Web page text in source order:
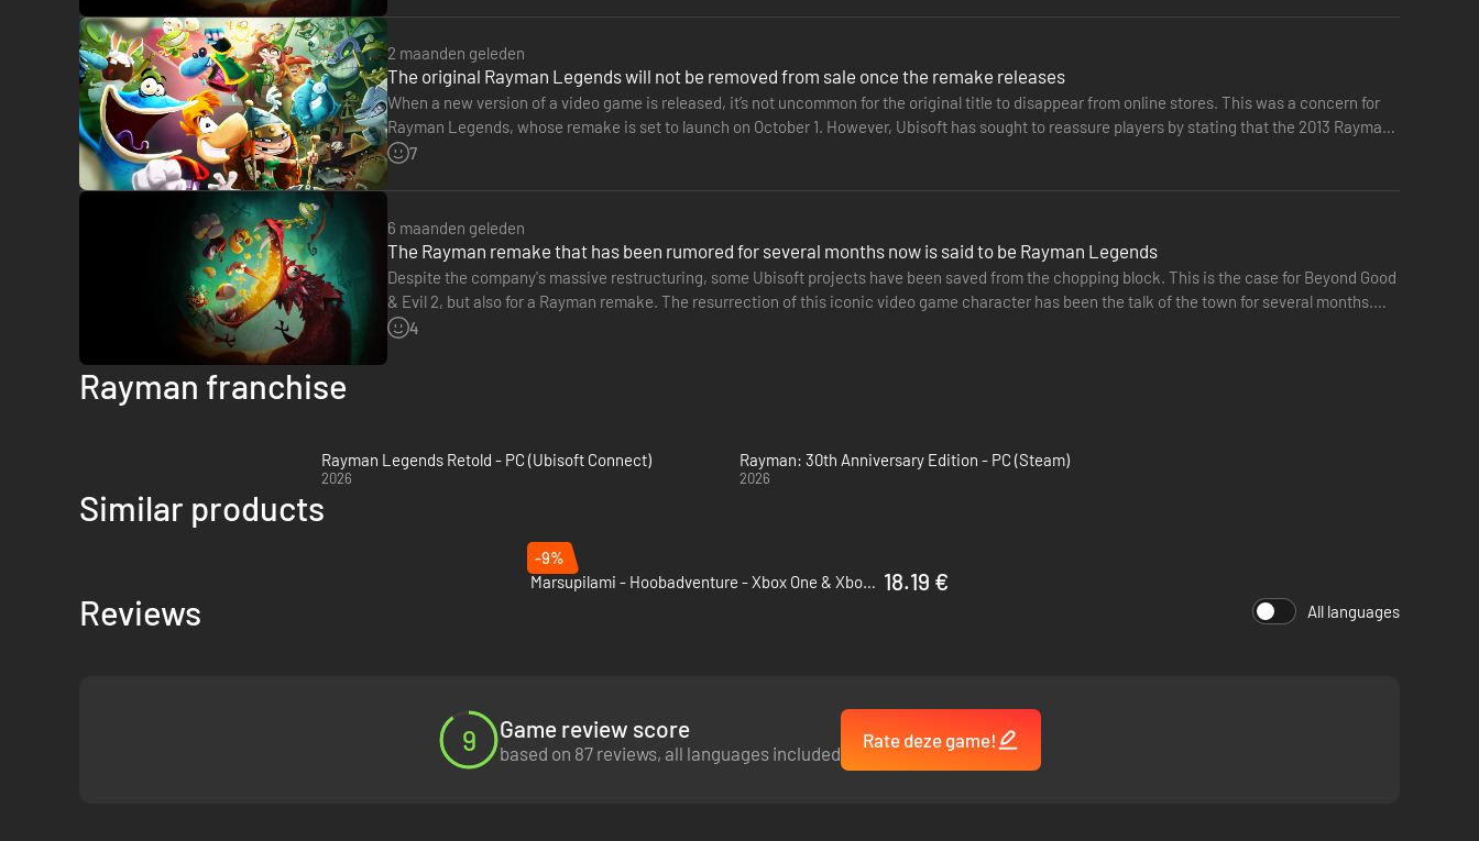
2 maanden geleden
The original Rayman Legends will not be removed from sale once the remake releases
When a new version of a video game is released, it’s not uncommon for the original title to disappear from online stores. This was a concern for
Rayman Legends, whose remake is set to launch on October 1. However, Ubisoft has sought to reassure players by stating that the 2013 Rayman
Legends will remain…
7
6 maanden geleden
The Rayman remake that has been rumored for several months now is said to be Rayman Legends
Despite the company's massive restructuring, some Ubisoft projects have been saved from the chopping block. This is the case for Beyond Good
& Evil 2, but also for a Rayman remake. The resurrection of this iconic video game character has been the talk of the town for several months.
While some expected…
4
Rayman franchise
Rayman Legends Retold - PC (Ubisoft Connect)
2026
Rayman: 30th Anniversary Edition - PC (Steam)
2026
Similar products
-9%
Marsupilami - Hoobadventure - Xbox One & Xbox Series X|S 18.19 €
Reviews All languages
9 Game review score
based on 87 reviews, all languages included
Rate deze game!